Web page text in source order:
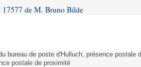
des lois
des lois
17577 de M. Bruno Bilde
bureau de poste d'Hulluch, présence postale
postale de proximité